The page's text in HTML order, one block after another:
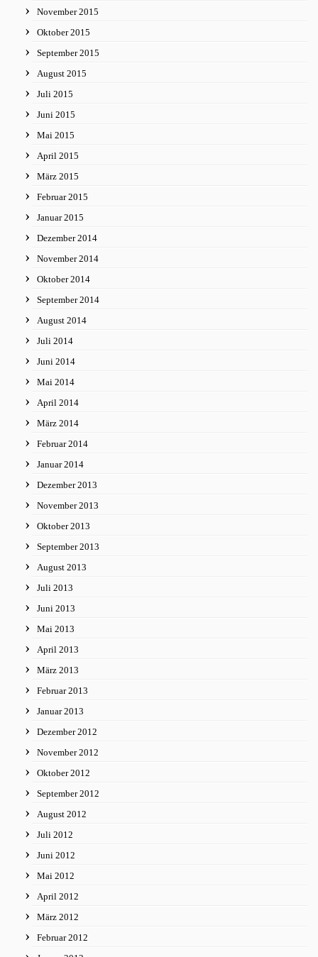
November 2015
Oktober 2015
September 2015
August 2015
Juli 2015
Juni 2015
Mai 2015
April 2015
März 2015
Februar 2015
Januar 2015
Dezember 2014
November 2014
Oktober 2014
September 2014
August 2014
Juli 2014
Juni 2014
Mai 2014
April 2014
März 2014
Februar 2014
Januar 2014
Dezember 2013
November 2013
Oktober 2013
September 2013
August 2013
Juli 2013
Juni 2013
Mai 2013
April 2013
März 2013
Februar 2013
Januar 2013
Dezember 2012
November 2012
Oktober 2012
September 2012
August 2012
Juli 2012
Juni 2012
Mai 2012
April 2012
März 2012
Februar 2012